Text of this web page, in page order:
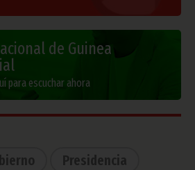
de Guinea
para escuchar ahora
Presidencia